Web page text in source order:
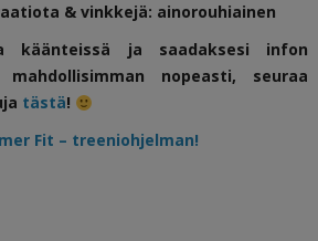
& vinkkejä: ainorouhiainen
käänteissä ja saadaksesi infon
nopeasti, seuraa
tästä!
Fit – treeniohjelman!